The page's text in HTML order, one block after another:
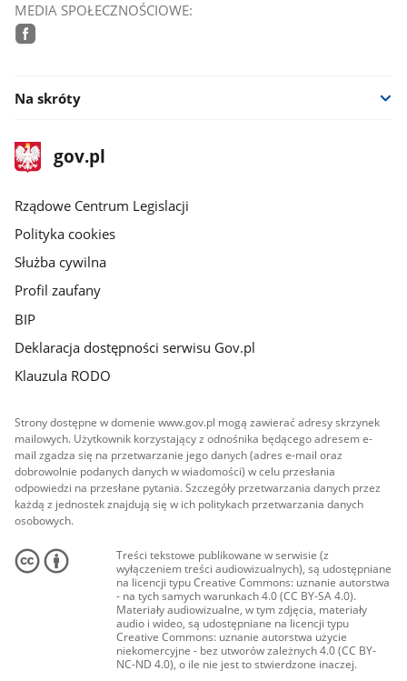
MEDIA SPOŁECZNOŚCIOWE:
Na skróty
stopka
gov.plStrona
gov.pl
Rządowe Centrum Legislacji
Polityka cookies
Służba cywilna
Profil zaufany
BIP
Deklaracja dostępności serwisu Gov.pl
Klauzula RODO
Strony dostępne w domenie www.gov.pl mogą zawierać adresy skrzynek
mailowych. Użytkownik korzystający z odnośnika będącego adresem e-
mail zgadza się na przetwarzanie jego danych (adres e-mail oraz
dobrowolnie podanych danych w wiadomości) w celu przesłania
odpowiedzi na przesłane pytania. Szczegóły przetwarzania danych przez
każdą z jednostek znajdują się w ich politykach przetwarzania danych
osobowych.
Treści tekstowe publikowane w serwisie (z
wyłączeniem treści audiowizualnych), są udostępniane
na licencji typu Creative Commons: uznanie autorstwa
- na tych samych warunkach 4.0 (CC BY-SA 4.0).
Materiały audiowizualne, w tym zdjęcia, materiały
audio i wideo, są udostępniane na licencji typu
Creative Commons: uznanie autorstwa użycie
niekomercyjne - bez utworów zależnych 4.0 (CC BY-
NC-ND 4.0), o ile nie jest to stwierdzone inaczej.